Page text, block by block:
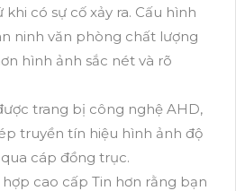
có sự cố xảy ra. Cấu hình
ninh văn phòng chất lượng
hình ảnh sắc nét và rõ
trang bị công nghệ AHD,
truyền tín hiệu hình ảnh độ
cáp đồng trục.
cao cấp Tin hơn rằng bạn